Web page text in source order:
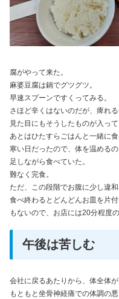
腐がやって来た。
麻婆豆腐は鍋でグツグツ。
早速スプーンですくってみる。
さほど辛くはないのだが、痺れる
見た目にもそうしたものが入って
あとはひたすらごはんと一緒に食
寒い日だったので、体を温める
足しながら食べていた。
難なく完食。
ただ、この段階でお腹に少し違和
食べ終わるとどんどんお皿を片
もないので、お店には20分程度
午後は苦しむ
会社に戻るあたりから、体全体
もともと坐骨神経痛での体調の